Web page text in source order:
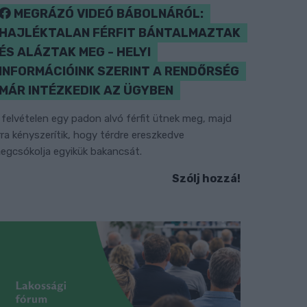
MEGRÁZÓ VIDEÓ BÁBOLNÁRÓL:
HAJLÉKTALAN FÉRFIT BÁNTALMAZTAK
ÉS ALÁZTAK MEG - HELYI
INFORMÁCIÓINK SZERINT A RENDŐRSÉG
MÁR INTÉZKEDIK AZ ÜGYBEN
egy padon alvó férfit ütnek meg, majd
kényszerítik, hogy térdre ereszkedve
egyikük bakancsát.
Szólj hozzá!